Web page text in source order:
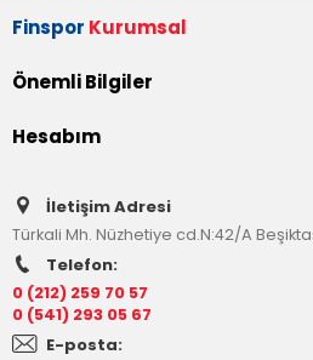
Finspor Kurumsal
Önemli Bilgiler
Hesabım
İletişim Adresi
Türkali Mh. Nüzhetiye cd.N:42/A
Telefon:
0 (212) 259 70 57
0 (541) 293 05 67
E-posta: